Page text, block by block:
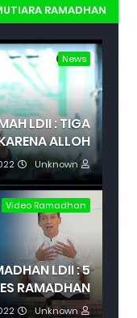
RAMADHAN
News
LDII : TIGA
ALLOH
Unknown
Video Ramadhan
LDII : 5
RAMADHAN
Unknown